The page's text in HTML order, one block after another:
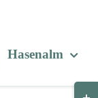
Hasenalm